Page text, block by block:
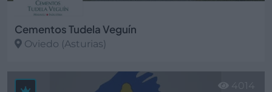
Cementos Tudela Veguín
Oviedo (Asturias)
Ver más
4014